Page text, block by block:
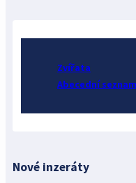
Zvířata
Abecední
Nové inzeráty